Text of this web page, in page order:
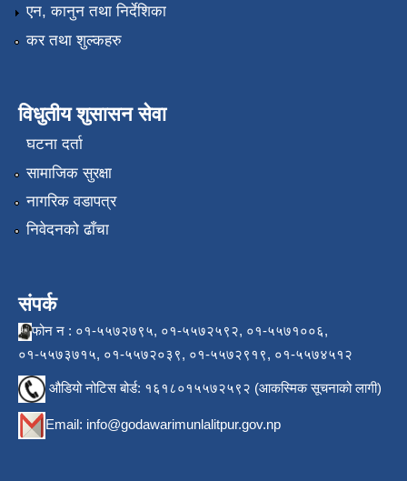
एन, कानुन तथा निर्देशिका
कर तथा शुल्कहरु
विधुतीय शुसासन सेवा
घटना दर्ता
सामाजिक सुरक्षा
नागरिक वडापत्र
निवेदनको ढाँचा
संपर्क
फोन न : ०१-५५७२७९५, ०१-५५७२५९२, ०१-५५७१००६,
०१-५५७३७१५, ०१-५५७२०३९, ०१-५५७२९१९, ०१-५५७४५१२
औडियो नोटिस बोर्ड: १६१८०१५५७२५९२ (आकस्मिक सूचनाको लागी)
Email: info@godawarimunlalitpur.gov.np